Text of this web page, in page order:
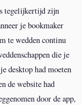
tegelijkertijd zijn
je bookmaker
te wedden continu
die je
desktop had moeten
de website had
door de app,